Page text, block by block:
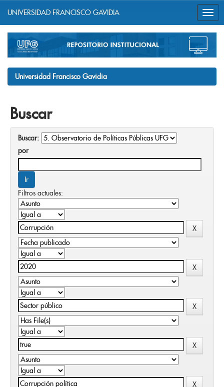
navigation
UNIVERSIDAD FRANCISCO GAVIDIA
Universidad Francisco Gavidia
Buscar
Buscar:
por
Filtros actuales: